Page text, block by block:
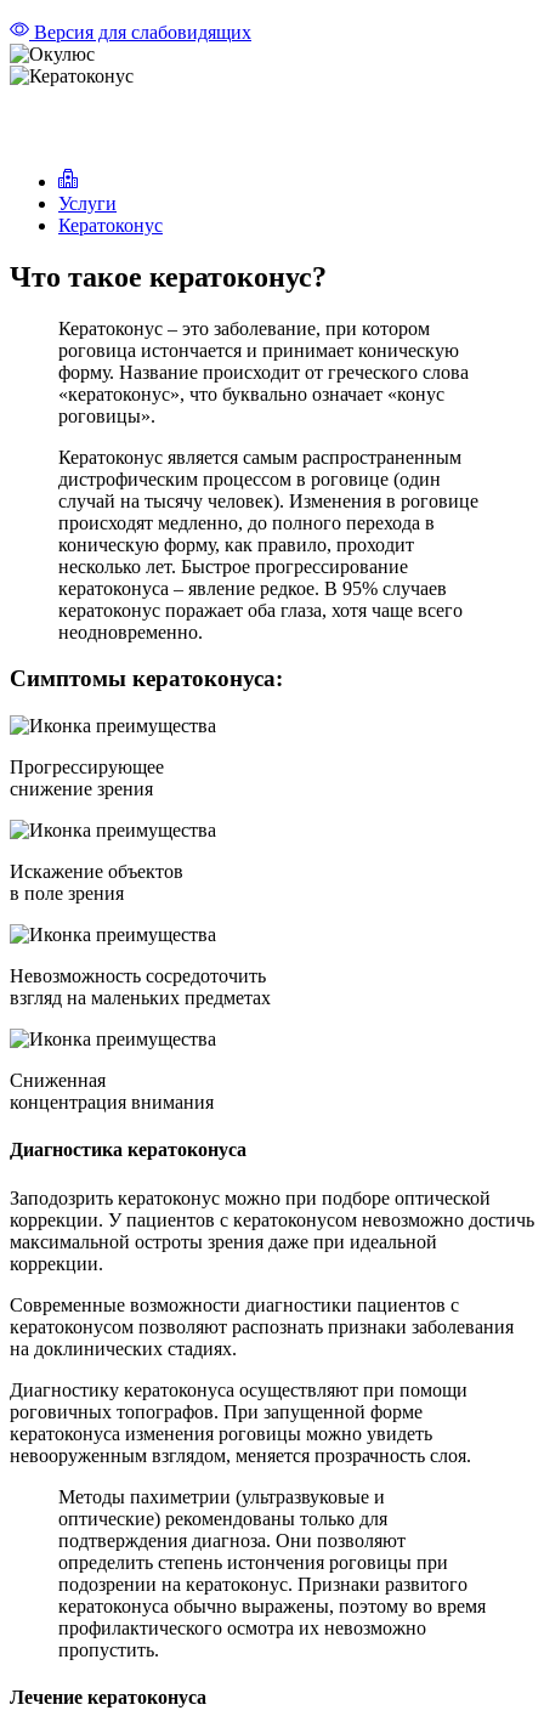
Версия для слабовидящих
Услуги
Кератоконус
Что такое кератоконус?
Кератоконус – это заболевание, при котором
роговица истончается и принимает коническую
форму. Название происходит от греческого слова
«кератоконус», что буквально означает «конус
роговицы».
Кератоконус является самым распространенным
дистрофическим процессом в роговице (один
случай на тысячу человек). Изменения в роговице
происходят медленно, до полного перехода в
коническую форму, как правило, проходит
несколько лет. Быстрое прогрессирование
кератоконуса – явление редкое. В 95% случаев
кератоконус поражает оба глаза, хотя чаще всего
неодновременно.
Симптомы кератоконуса:
Прогрессирующее
снижение зрения
Искажение объектов
в поле зрения
Невозможность сосредоточить
взгляд на маленьких предметах
Сниженная
концентрация внимания
Диагностика кератоконуса
Заподозрить кератоконус можно при подборе оптической
коррекции. У пациентов с кератоконусом невозможно достичь
максимальной остроты зрения даже при идеальной
коррекции.
Современные возможности диагностики пациентов с
кератоконусом позволяют распознать признаки заболевания
на доклинических стадиях.
Диагностику кератоконуса осуществляют при помощи
роговичных топографов. При запущенной форме
кератоконуса изменения роговицы можно увидеть
невооруженным взглядом, меняется прозрачность слоя.
Методы пахиметрии (ультразвуковые и
оптические) рекомендованы только для
подтверждения диагноза. Они позволяют
определить степень истончения роговицы при
подозрении на кератоконус. Признаки развитого
кератоконуса обычно выражены, поэтому во время
профилактического осмотра их невозможно
пропустить.
Лечение кератоконуса